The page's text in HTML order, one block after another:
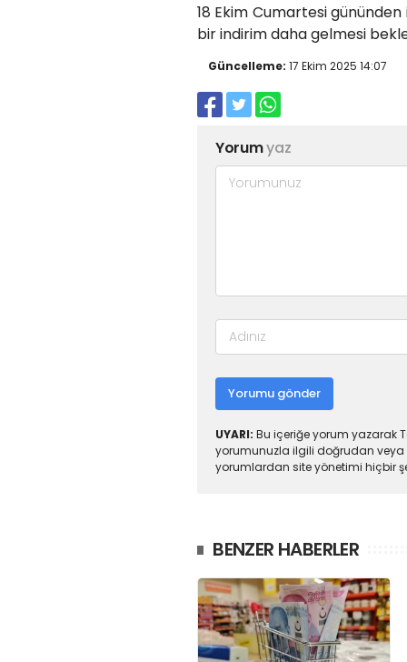
18 Ekim Cumartesi
bir indirim daha gelmesi
Güncelleme: 17 Ekim 2025 14:07
Yorumyaz
Yorumu gönder
UYARI: Bu içeriğe yorum yazarak
yorumunuzla ilgili doğrudan veya
yorumlardan site yönetimi hiçbir
BENZER HABERLER